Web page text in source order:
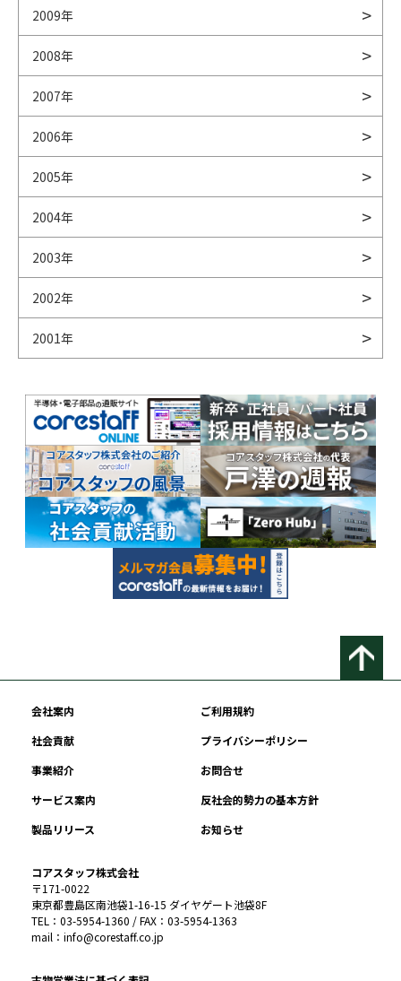
2009年
2008年
2007年
2006年
2005年
2004年
2003年
2002年
2001年
会社案内
ご利用規約
社会貢献
プライバシーポリシー
事業紹介
お問合せ
サービス案内
反社会的勢力の基本方針
製品リリース
お知らせ
コアスタッフ株式会社
〒171-0022
東京都豊島区南池袋1-16-15 ダイヤゲート池袋8F
TEL：03-5954-1360 / FAX：03-5954-1363
mail：info@corestaff.co.jp